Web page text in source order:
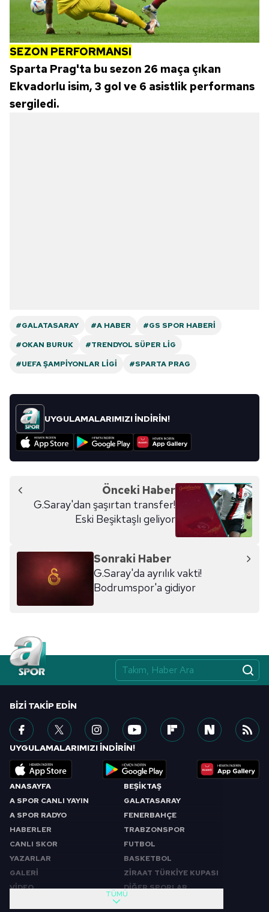
SEZON PERFORMANSI
Sparta Prag'ta bu sezon 26 maça çıkan
Ekvadorlu isim, 3 gol ve 6 asistlik performans
sergiledi.
#GALATASARAY #A HABER
#GS SPOR HABERI
#OKAN BURUK
#TRENDYOL SÜPER LIG
#UEFA ŞAMPIYONLAR LIGI
#SPARTA PRAG
UYGULAMALARIMIZI İNDİRİN!
Önceki Haber
G.Saray'dan şaşırtan transfer!
Eski Beşiktaşlı geliyor
Sonraki Haber
G.Saray'da ayrılık vakti!
Bodrumspor'a gidiyor
ANASAYFA
A SPOR CANLI YAYIN
A SPOR RADYO
HABERLER
CANLI SKOR
YAZARLAR
GALERİ
VİDEO
BEŞİKTAŞ
GALATASARAY
FENERBAHÇE
TRABZONSPOR
FUTBOL
BASKETBOL
ZİRAAT TÜRKİYE KUPASI
DİĞER SPORLAR
TÜMÜ
BIZI TAKIP EDIN
UYGULAMALARIMIZI İNDİRİN!